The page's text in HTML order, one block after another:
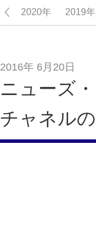
2020年 2019年
2016年 6月20日
ニューズ
チャネル